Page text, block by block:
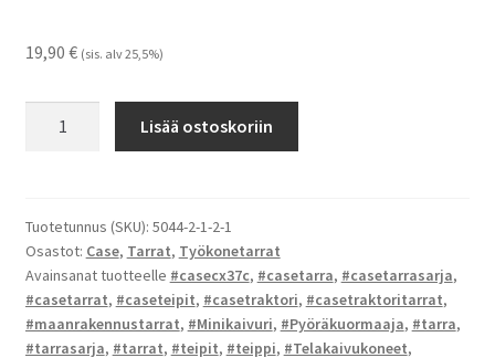
19,90 € (sis. alv 25,5%)
määrä
Lisää ostoskoriin
Tuotetunnus (SKU): 5044-2-1-2-1
Osastot: Case, Tarrat, Työkonetarrat
Avainsanat tuotteelle #casecx37c, #casetarra, #casetarrasarja,
#casetarrat, #caseteipit, #casetraktori, #casetraktoritarrat,
#maanrakennustarrat, #Minikaivuri, #Pyöräkuormaaja, #tarra,
#tarrasarja, #tarrat, #teipit, #teippi, #Telakaivukoneet,